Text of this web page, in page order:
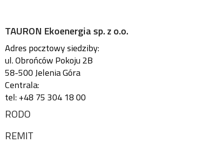
TAURON Ekoenergia sp. z o.o.
Adres pocztowy siedziby:
ul. Obrońców Pokoju 2B
58-500 Jelenia Góra
Centrala:
tel: +48 75 304 18 00
RODO
REMIT